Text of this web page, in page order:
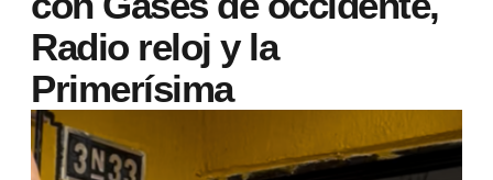
Radio reloj y la
Primerísima